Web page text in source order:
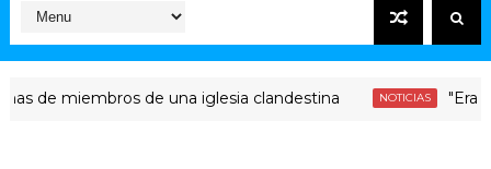
miembros de una iglesia clandestina NOTICIAS "Era dinero